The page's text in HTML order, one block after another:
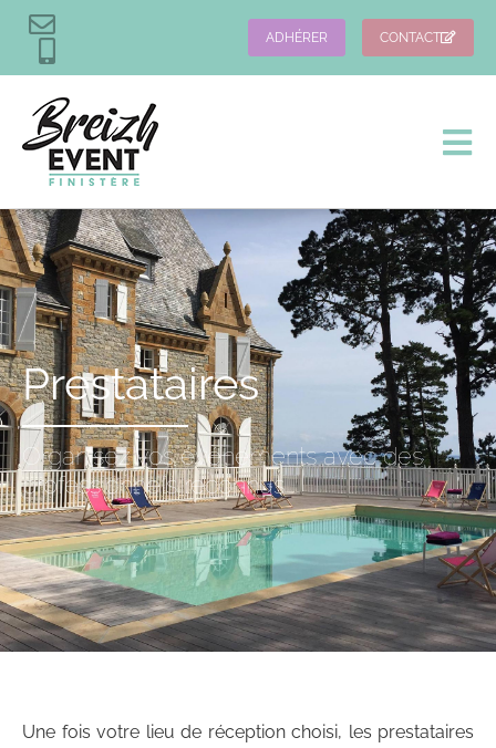
ADHÉRER CONTACT
Prestataires
Organisez vos événements avec des
professionnels reconnus
Une fois votre lieu de réception choisi, les prestataires